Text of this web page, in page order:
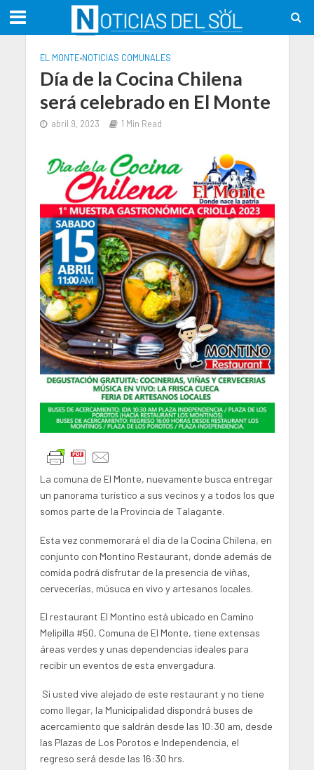
EL MONTE•NOTICIAS COMUNALES
Día de la Cocina Chilena
será celebrado en El Monte
abril 9, 2023 1 Min Read
La comuna de El Monte, nuevamente busca entregar
un panorama turístico a sus vecinos y a todos los que
somos parte de la Provincia de Talagante.
Esta vez conmemorará el día de la Cocina Chilena, en
conjunto con Montino Restaurant, donde además de
comida podrá disfrutar de la presencia de viñas,
cervecerías, músuca en vivo y artesanos locales.
El restaurant El Montino está ubicado en Camino
Melipilla #50, Comuna de El Monte, tiene extensas
áreas verdes y unas dependencias ideales para
recibir un eventos de esta envergadura.
Si usted vive alejado de este restaurant y no tiene
como llegar, la Municipalidad dispondrá buses de
acercamiento que saldrán desde las 10:30 am, desde
las Plazas de Los Porotos e Independencia, el
regreso será desde las 16:30 hrs.